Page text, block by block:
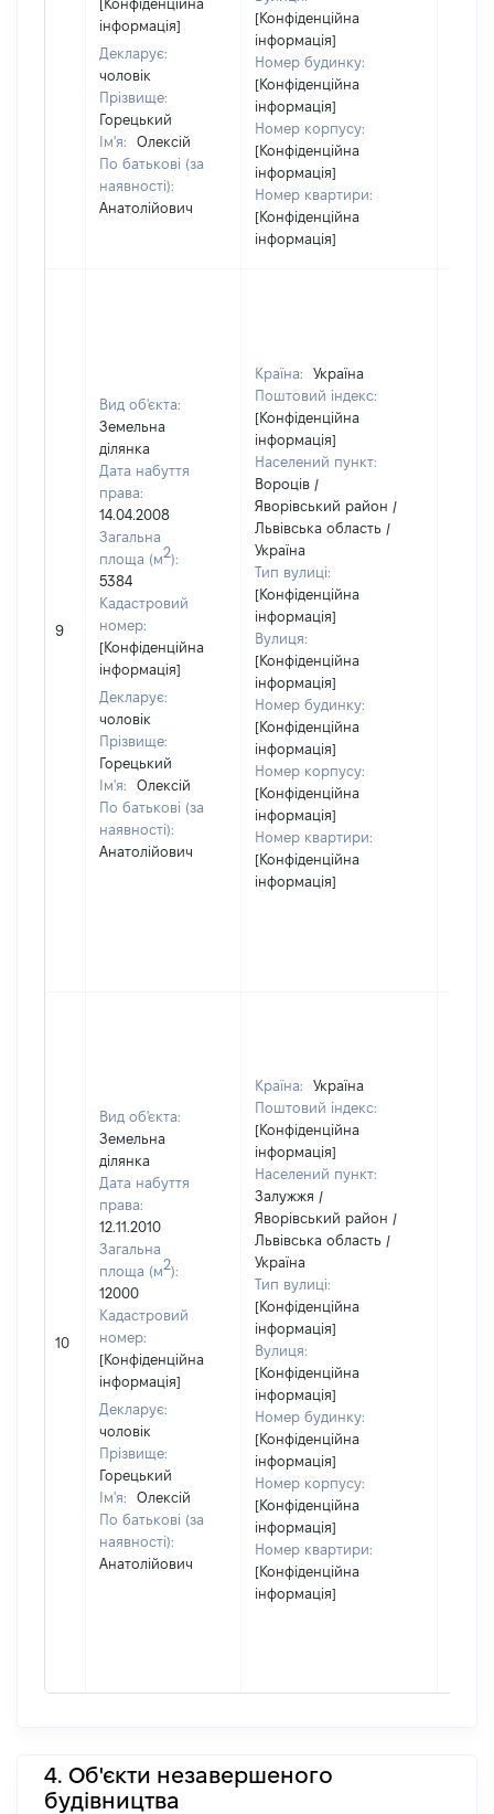
[Конфіденційна
інформація]
Декларує:
чоловік
Прізвище:
Горецький
Ім'я:
Олексій
По батькові (за
наявності):
Анатолійович
[Конфіденційна
інформація]
Номер будинку:
[Конфіденційна
інформація]
Номер корпусу:
[Конфіденційна
інформація]
Номер квартири:
[Конфіденційна
інформація]
9
Вид об'єкта:
Земельна
ділянка
Дата набуття
права:
14.04.2008
Загальна
площа (м2):
5384
Кадастровий
номер:
[Конфіденційна
інформація]
Декларує:
чоловік
Прізвище:
Горецький
Ім'я:
Олексій
По батькові (за
наявності):
Анатолійович
Країна:
Україна
Поштовий індекс:
[Конфіденційна
інформація]
Населений пункт:
Вороців /
Яворівський район /
Львівська область /
Україна
Тип вулиці:
[Конфіденційна
інформація]
Вулиця:
[Конфіденційна
інформація]
Номер будинку:
[Конфіденційна
інформація]
Номер корпусу:
[Конфіденційна
інформація]
Номер квартири:
[Конфіденційна
інформація]
10
Вид об'єкта:
Земельна
ділянка
Дата набуття
права:
12.11.2010
Загальна
площа (м2):
12000
Кадастровий
номер:
[Конфіденційна
інформація]
Декларує:
чоловік
Прізвище:
Горецький
Ім'я:
Олексій
По батькові (за
наявності):
Анатолійович
Країна:
Україна
Поштовий індекс:
[Конфіденційна
інформація]
Населений пункт:
Залужжя /
Яворівський район /
Львівська область /
Україна
Тип вулиці:
[Конфіденційна
інформація]
Вулиця:
[Конфіденційна
інформація]
Номер будинку:
[Конфіденційна
інформація]
Номер корпусу:
[Конфіденційна
інформація]
Номер квартири:
[Конфіденційна
інформація]
4. Об'єкти незавершеного
будівництва